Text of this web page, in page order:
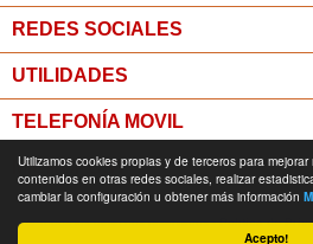
Acepto!
Utilizamos cookies propias y de terceros para
contenidos en otras redes sociales, realizar
cambiar la configuración u obtener más información
REDES SOCIALES
UTILIDADES
TELEFONÍA MOVIL
MICROPOST
© Todos los derechos reservados -Política de